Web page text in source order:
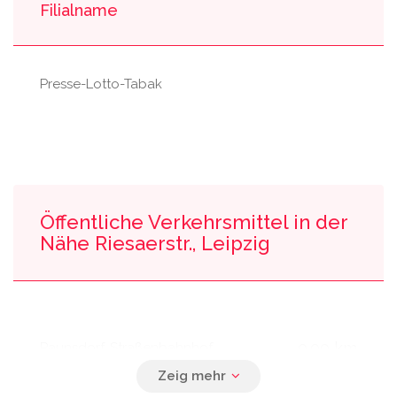
Filialname
Presse-Lotto-Tabak
Öffentliche Verkehrsmittel in der
Nähe Riesaerstr., Leipzig